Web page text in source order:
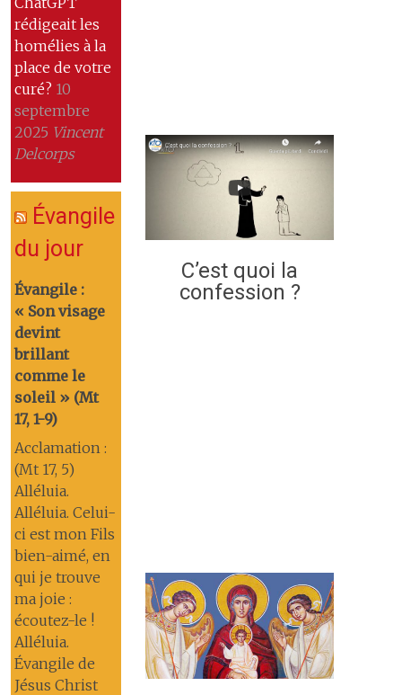
rédigeait les
homélies à la
place de votre
curé? 10
septembre
2025 Vincent
Delcorps
Évangile
du jour
Évangile :
« Son visage
devint
brillant
comme le
soleil » (Mt
17, 1-9)
Acclamation :
(Mt 17, 5)
Alléluia.
Alléluia. Celui-
ci est mon Fils
bien-aimé, en
qui je trouve
ma joie :
écoutez-le !
Alléluia.
Évangile de
Jésus Christ
C’est quoi la
confession ?